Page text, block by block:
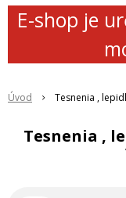
E-shop je
Úvod Tesnenia ,
Tesnenia ,